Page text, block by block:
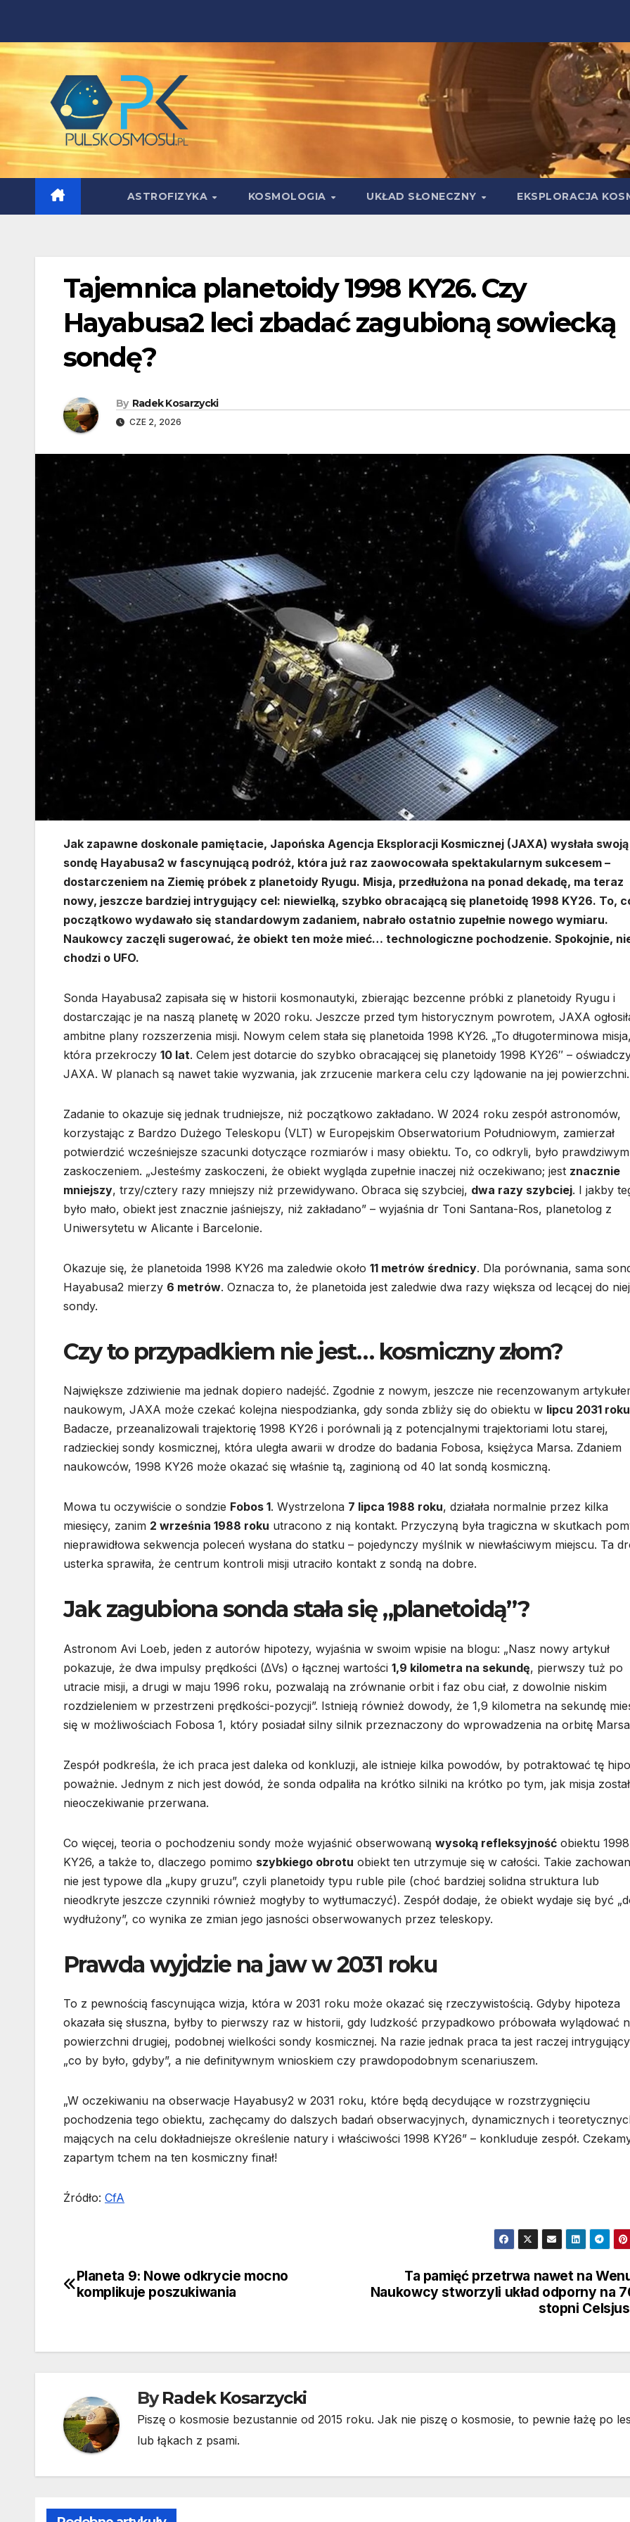
content
ASTROFIZYKA KOSMOLOGIA UKŁAD SŁONECZNY EKSPLORACJA
Tajemnica planetoidy 1998 KY26. Czy
Hayabusa2 leci zbadać zagubioną sowiecką
sondę?
By Radek Kosarzycki
CZE 2, 2026
Jak zapawne doskonale pamiętacie, Japońska Agencja Eksploracji Kosmicznej (JAXA) wysłała swoją
sondę Hayabusa2 w fascynującą podróż, która już raz zaowocowała spektakularnym sukcesem –
dostarczeniem na Ziemię próbek z planetoidy Ryugu. Misja, przedłużona na ponad dekadę, ma teraz
nowy, jeszcze bardziej intrygujący cel: niewielką, szybko obracającą się planetoidę 1998 KY26. To,
początkowo wydawało się standardowym zadaniem, nabrało ostatnio zupełnie nowego wymiaru.
Naukowcy zaczęli sugerować, że obiekt ten może mieć… technologiczne pochodzenie. Spokojnie,
chodzi o UFO.
Sonda Hayabusa2 zapisała się w historii kosmonautyki, zbierając bezcenne próbki z planetoidy Ryugu i
dostarczając je na naszą planetę w 2020 roku. Jeszcze przed tym historycznym powrotem, JAXA
ambitne plany rozszerzenia misji. Nowym celem stała się planetoida 1998 KY26. „To długoterminowa
która przekroczy 10 lat. Celem jest dotarcie do szybko obracającej się planetoidy 1998 KY26″ –
JAXA. W planach są nawet takie wyzwania, jak zrzucenie markera celu czy lądowanie na jej powierzchni.
Zadanie to okazuje się jednak trudniejsze, niż początkowo zakładano. W 2024 roku zespół astronomów,
korzystając z Bardzo Dużego Teleskopu (VLT) w Europejskim Obserwatorium Południowym, zamierzał
potwierdzić wcześniejsze szacunki dotyczące rozmiarów i masy obiektu. To, co odkryli, było prawdziwym
zaskoczeniem. „Jesteśmy zaskoczeni, że obiekt wygląda zupełnie inaczej niż oczekiwano; jest znacznie
mniejszy, trzy/cztery razy mniejszy niż przewidywano. Obraca się szybciej, dwa razy szybciej. I jakby
było mało, obiekt jest znacznie jaśniejszy, niż zakładano” – wyjaśnia dr Toni Santana-Ros, planetolog z
Uniwersytetu w Alicante i Barcelonie.
Okazuje się, że planetoida 1998 KY26 ma zaledwie około 11 metrów średnicy. Dla porównania, sama
Hayabusa2 mierzy 6 metrów. Oznacza to, że planetoida jest zaledwie dwa razy większa od lecącej do niej
sondy.
Czy to przypadkiem nie jest… kosmiczny złom?
Największe zdziwienie ma jednak dopiero nadejść. Zgodnie z nowym, jeszcze nie recenzowanym
naukowym, JAXA może czekać kolejna niespodzianka, gdy sonda zbliży się do obiektu w lipcu 2031 roku
Badacze, przeanalizowali trajektorię 1998 KY26 i porównali ją z potencjalnymi trajektoriami lotu starej,
radzieckiej sondy kosmicznej, która uległa awarii w drodze do badania Fobosa, księżyca Marsa. Zdaniem
naukowców, 1998 KY26 może okazać się właśnie tą, zaginioną od 40 lat sondą kosmiczną.
Mowa tu oczywiście o sondzie Fobos 1. Wystrzelona 7 lipca 1988 roku, działała normalnie przez kilka
miesięcy, zanim 2 września 1988 roku utracono z nią kontakt. Przyczyną była tragiczna w skutkach
nieprawidłowa sekwencja poleceń wysłana do statku – pojedynczy myślnik w niewłaściwym miejscu. Ta
usterka sprawiła, że centrum kontroli misji utraciło kontakt z sondą na dobre.
Jak zagubiona sonda stała się „planetoidą”?
Astronom Avi Loeb, jeden z autorów hipotezy, wyjaśnia w swoim wpisie na blogu: „Nasz nowy artykuł
pokazuje, że dwa impulsy prędkości (∆Vs) o łącznej wartości 1,9 kilometra na sekundę, pierwszy tuż po
utracie misji, a drugi w maju 1996 roku, pozwalają na zrównanie orbit i faz obu ciał, z dowolnie niskim
rozdzieleniem w przestrzeni prędkości-pozycji”. Istnieją również dowody, że 1,9 kilometra na sekundę
się w możliwościach Fobosa 1, który posiadał silny silnik przeznaczony do wprowadzenia na orbitę
Zespół podkreśla, że ich praca jest daleka od konkluzji, ale istnieje kilka powodów, by potraktować tę
poważnie. Jednym z nich jest dowód, że sonda odpaliła na krótko silniki na krótko po tym, jak misja
nieoczekiwanie przerwana.
Co więcej, teoria o pochodzeniu sondy może wyjaśnić obserwowaną wysoką refleksyjność obiektu 1998
KY26, a także to, dlaczego pomimo szybkiego obrotu obiekt ten utrzymuje się w całości. Takie
nie jest typowe dla „kupy gruzu”, czyli planetoidy typu ruble pile (choć bardziej solidna struktura lub
nieodkryte jeszcze czynniki również mogłyby to wytłumaczyć). Zespół dodaje, że obiekt wydaje się być
wydłużony”, co wynika ze zmian jego jasności obserwowanych przez teleskopy.
Prawda wyjdzie na jaw w 2031 roku
To z pewnością fascynująca wizja, która w 2031 roku może okazać się rzeczywistością. Gdyby hipoteza
okazała się słuszna, byłby to pierwszy raz w historii, gdy ludzkość przypadkowo próbowała wylądować
powierzchni drugiej, podobnej wielkości sondy kosmicznej. Na razie jednak praca ta jest raczej
„co by było, gdyby”, a nie definitywnym wnioskiem czy prawdopodobnym scenariuszem.
„W oczekiwaniu na obserwacje Hayabusy2 w 2031 roku, które będą decydujące w rozstrzygnięciu
pochodzenia tego obiektu, zachęcamy do dalszych badań obserwacyjnych, dynamicznych i
mających na celu dokładniejsze określenie natury i właściwości 1998 KY26” – konkluduje zespół.
zapartym tchem na ten kosmiczny finał!
Źródło: CfA
Nawigacja
Ta pamięć przetrwa nawet na
Naukowcy stworzyli układ odporny na
stopni
Planeta 9: Nowe odkrycie mocno
komplikuje poszukiwania
ByRadek Kosarzycki
Piszę o kosmosie bezustannie od 2015 roku. Jak nie piszę o kosmosie, to pewnie łażę po
lub łąkach z psami.